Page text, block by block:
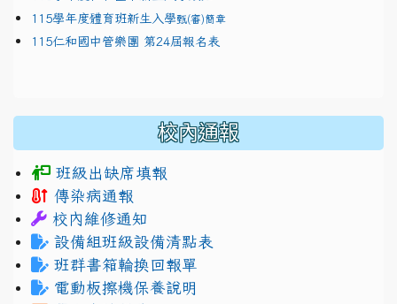
115學年度體育班新生入學甄(審)簡章
115仁和國中管樂團 第24屆報名表
校內通報
班級出缺席填報
傳染病通報
校內維修通知
設備組班級設備清點表
班群書箱輪換回報單
電動板擦機保養說明